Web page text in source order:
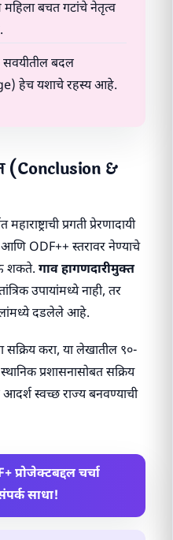
बचत गटांचे नेतृत्व
बदल
हेच यशाचे रहस्य आहे.
(Conclusion &
प्रगती प्रेरणादायी
आणि ODF++ स्तरावर नेण्याचे
शकते. गाव हागणदारीमुक्त
उपायांमध्ये नाही, तर
दडलेले आहे.
सक्रिय करा, या लेखातील ९०-
प्रशासनासोबत सक्रिय
आदर्श स्वच्छ राज्य बनवण्याची
प्रोजेक्टबद्दल चर्चा
साधा!